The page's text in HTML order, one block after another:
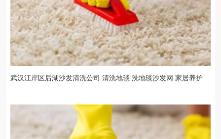
武汉江岸区后湖沙发清洗公司 清洗地毯 洗地毯沙发网 家居养护